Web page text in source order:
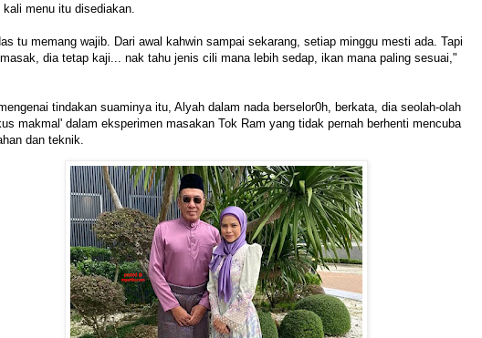
menu itu disediakan.
tu memang wajib. Dari awal kahwin sampai sekarang, setiap minggu mesti ada. Tapi
dia tetap kaji... nak tahu jenis cili mana lebih sedap, ikan mana paling sesuai,"
tindakan suaminya itu, Alyah dalam nada berselor0h, berkata, dia seolah-olah
makmal' dalam eksperimen masakan Tok Ram yang tidak pernah berhenti mencuba
dan teknik.